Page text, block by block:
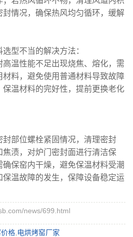
情况，确保热风均匀循环，缓解
型不当的解决方法：
温性能不足出现烧焦、熔化，需
材料，避免使用普通材料导致故障
保温材料的完好性，提前更换老化
部位螺栓紧固情况，清理密封
渍，对炉门密封面进行清洁保
保窑内干燥，避免保温材料受潮
温故障的发生，保障设备稳定运
news/699.html
格 电烘烤窑厂家